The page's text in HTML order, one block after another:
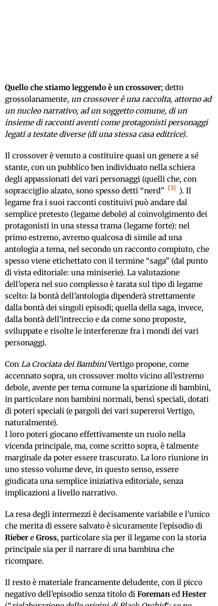
Quello che stiamo leggendo è un crossover; detto
grossolanamente, un crossover è una raccolta, attorno ad
un nucleo narrativo, ad un soggetto comune, di un
insieme di racconti aventi come protagonisti personaggi
legati a testate diverse (di una stessa casa editrice).
Il crossover è venuto a costituire quasi un genere a sé
stante, con un pubblico ben individuato nella schiera
degli appassionati dei vari personaggi (quelli che, con
sopracciglio alzato, sono spesso detti “nerd”
3
). Il
legame fra i suoi racconti costituivi può andare dal
semplice pretesto (legame debole) al coinvolgimento dei
protagonisti in una stessa trama (legame forte): nel
primo estremo, avremo qualcosa di simile ad una
antologia a tema, nel secondo un racconto compiuto, che
spesso viene etichettato con il termine “saga” (dal punto
di vista editoriale: una miniserie). La valutazione
dell’opera nel suo complesso è tarata sul tipo di legame
scelto: la bontà dell’antologia dipenderà strettamente
dalla bontà dei singoli episodi; quella della saga, invece,
dalla bontà dell’intreccio e da come sono proposte,
sviluppate e risolte le interferenze fra i mondi dei vari
personaggi.
Con La Crociata dei BambiniVertigo propone, come
accennato sopra, un crossover molto vicino all’estremo
debole, avente per tema comune la sparizione di bambini,
in particolare non bambini normali, bensì speciali, dotati
di poteri speciali (e pargoli dei vari supereroi Vertigo,
naturalmente).
I loro poteri giocano effettivamente un ruolo nella
vicenda principale, ma, come scritto sopra, è talmente
marginale da poter essere trascurato. La loro riunione in
uno stesso volume deve, in questo senso, essere
giudicata una semplice iniziativa editoriale, senza
implicazioni a livello narrativo.
La resa degli intermezzi è decisamente variabile e l’unico
che merita di essere salvato è sicuramente l’episodio di
Rieber e Gross, particolare sia per il legame con la storia
principale sia per il narrare di una bambina che
ricompare.
Il resto è materiale francamente deludente, con il picco
negativo dell’episodio senza titolo di Foreman ed Hester